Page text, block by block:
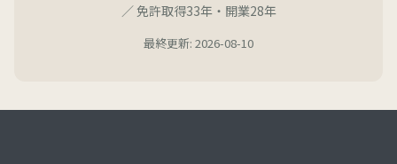
／ 免許取得33年・開業28年
最終更新: 2026-08-10